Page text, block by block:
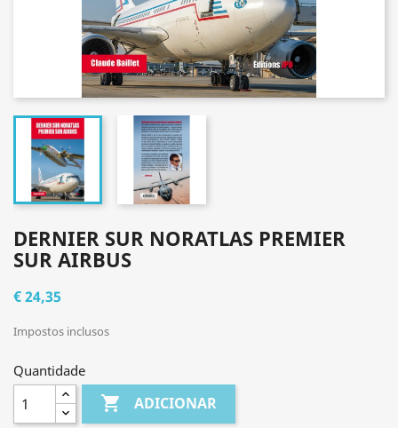
DERNIER SUR NORATLAS PREMIER
SUR AIRBUS
€ 24,35
Impostos inclusos
Quantidade
 ADICIONAR